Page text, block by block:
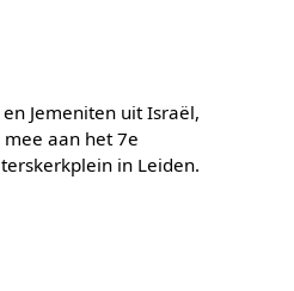
Jemeniten uit Israël,
aan het 7e
in Leiden.